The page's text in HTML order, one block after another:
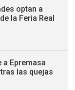
optan a
la Feria Real
a Epremasa
las quejas